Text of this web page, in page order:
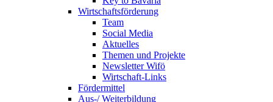
Wirtschaftsförderung
Team
Social Media
Aktuelles
Themen und Projekte
Newsletter Wifö
Wirtschaft-Links
Fördermittel
Aus-/ Weiterbildung